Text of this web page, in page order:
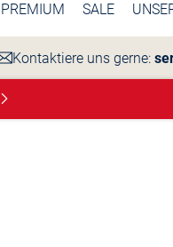
PREMIUM SALE
Kontaktiere uns gerne: